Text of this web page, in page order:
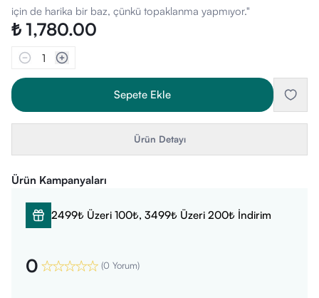
için de harika bir baz, çünkü topaklanma yapmıyor."
₺ 1,780.00
1
Sepete Ekle
Ürün Detayı
Ürün Kampanyaları
2499₺ Üzeri 100₺, 3499₺ Üzeri 200₺ İndirim
0 (0 Yorum)